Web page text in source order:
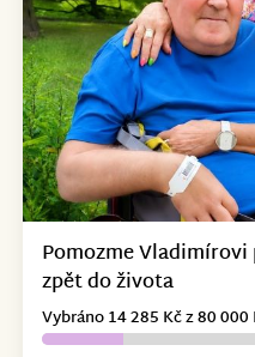
Pomozme
zpět do života
Vybráno 14 285 Kč z 80 000